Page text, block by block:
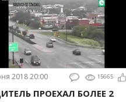
2018 20:00 15665
ПРОЕХАЛ БОЛЕЕ 2